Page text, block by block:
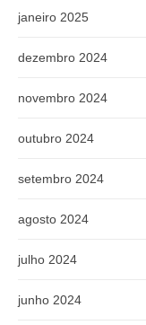
janeiro 2025
dezembro 2024
novembro 2024
outubro 2024
setembro 2024
agosto 2024
julho 2024
junho 2024